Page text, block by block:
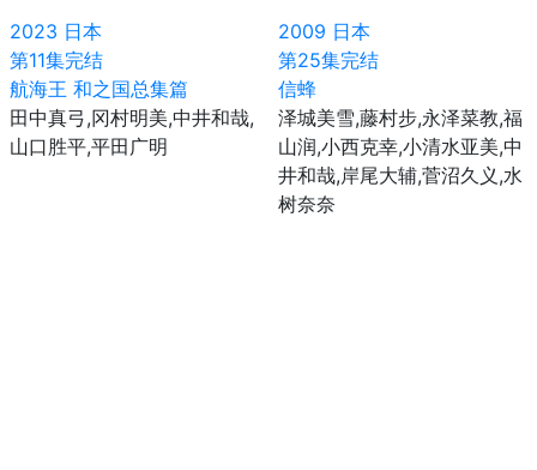
2023 日本
第11集完结
航海王 和之国总集篇
田中真弓,冈村明美,中井和哉,
山口胜平,平田广明
2009 日本
第25集完结
信蜂
泽城美雪,藤村步,永泽菜教,福
山润,小西克幸,小清水亚美,中
井和哉,岸尾大辅,菅沼久义,水
树奈奈